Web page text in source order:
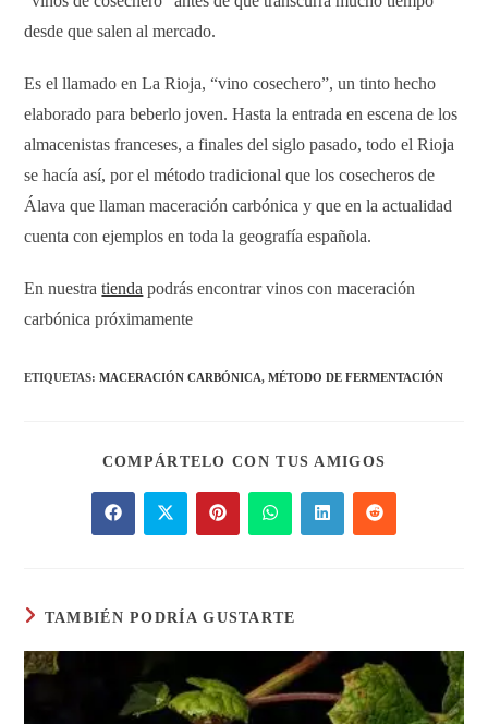
desde que salen al mercado.
Es el llamado en La Rioja, “vino cosechero”, un tinto hecho
elaborado para beberlo joven. Hasta la entrada en escena de los
almacenistas franceses, a finales del siglo pasado, todo el Rioja
se hacía así, por el método tradicional que los cosecheros de
Álava que llaman maceración carbónica y que en la actualidad
cuenta con ejemplos en toda la geografía española.
En nuestratienda podrás encontrar vinos con maceración
carbónica próximamente
ETIQUETAS:MACERACIÓN CARBÓNICA, MÉTODO DE FERMENTACIÓN
COMPÁRTELO CON TUS AMIGOS
TAMBIÉN PODRÍA GUSTARTE